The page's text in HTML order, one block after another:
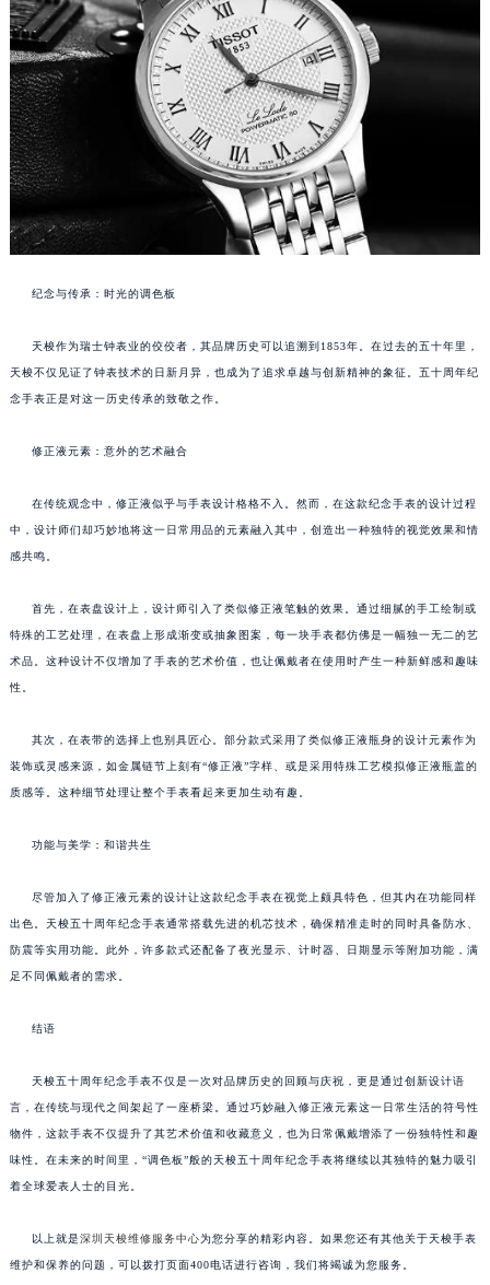
纪念与传承：时光的调色板
天梭作为瑞士钟表业的佼佼者，其品牌历史可以追溯到1853年。在过去的五十年里，
天梭不仅见证了钟表技术的日新月异，也成为了追求卓越与创新精神的象征。五十周年纪
念手表正是对这一历史传承的致敬之作。
修正液元素：意外的艺术融合
在传统观念中，修正液似乎与手表设计格格不入。然而，在这款纪念手表的设计过程
中，设计师们却巧妙地将这一日常用品的元素融入其中，创造出一种独特的视觉效果和情
感共鸣。
首先，在表盘设计上，设计师引入了类似修正液笔触的效果。通过细腻的手工绘制或
特殊的工艺处理，在表盘上形成渐变或抽象图案，每一块手表都仿佛是一幅独一无二的艺
术品。这种设计不仅增加了手表的艺术价值，也让佩戴者在使用时产生一种新鲜感和趣味
性。
其次，在表带的选择上也别具匠心。部分款式采用了类似修正液瓶身的设计元素作为
装饰或灵感来源，如金属链节上刻有“修正液”字样、或是采用特殊工艺模拟修正液瓶盖的
质感等。这种细节处理让整个手表看起来更加生动有趣。
功能与美学：和谐共生
尽管加入了修正液元素的设计让这款纪念手表在视觉上颇具特色，但其内在功能同样
出色。天梭五十周年纪念手表通常搭载先进的机芯技术，确保精准走时的同时具备防水、
防震等实用功能。此外，许多款式还配备了夜光显示、计时器、日期显示等附加功能，满
足不同佩戴者的需求。
结语
天梭五十周年纪念手表不仅是一次对品牌历史的回顾与庆祝，更是通过创新设计语
言，在传统与现代之间架起了一座桥梁。通过巧妙融入修正液元素这一日常生活的符号性
物件，这款手表不仅提升了其艺术价值和收藏意义，也为日常佩戴增添了一份独特性和趣
味性。在未来的时间里，“调色板”般的天梭五十周年纪念手表将继续以其独特的魅力吸引
着全球爱表人士的目光。
以上就是深圳天梭维修服务中心为您分享的精彩内容。如果您还有其他关于天梭手表
维护和保养的问题，可以拨打页面400电话进行咨询，我们将竭诚为您服务。